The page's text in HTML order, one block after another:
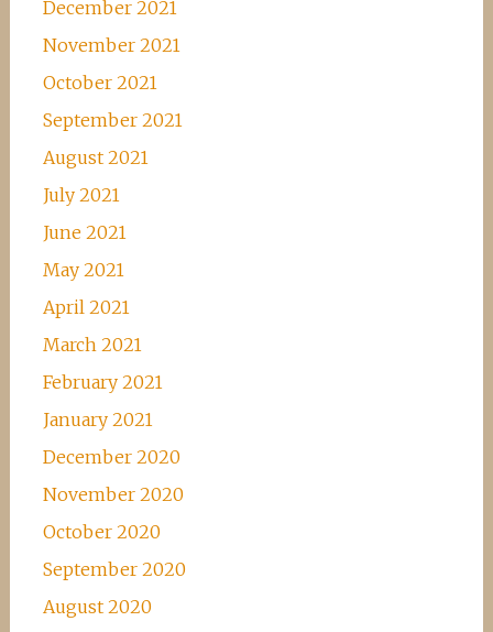
December 2021
November 2021
October 2021
September 2021
August 2021
July 2021
June 2021
May 2021
April 2021
March 2021
February 2021
January 2021
December 2020
November 2020
October 2020
September 2020
August 2020